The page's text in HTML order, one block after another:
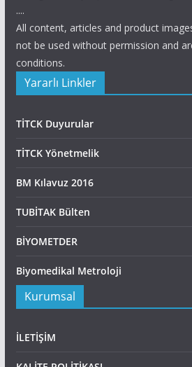
....
All content, articles and product
not be used without permission and
conditions.
Yararlı Linkler
TİTCK Duyurular
TİTCK Yönetmelik
BM Kılavuz 2016
TUBİTAK Bülten
BİYOMETDER
Biyomedikal Metroloji
Kurumsal
İLETİŞİM